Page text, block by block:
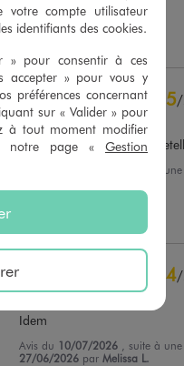
04/07/2026 parSeverine W.
5/
Avis vérifié et récompensé
Léger, pratique avec les
, suite à
4/
Avis vérifié et récompensé
Idem
Avis du 10/07/2026
, suite à
27/06/2026 parMelissa L.
votre compte utilisateur
identifiants des cookies.
» pour consentir à ces
accepter » pour vous y
préférences concernant
sur « Valider » pour
à tout moment modifier
notre page « Gestion